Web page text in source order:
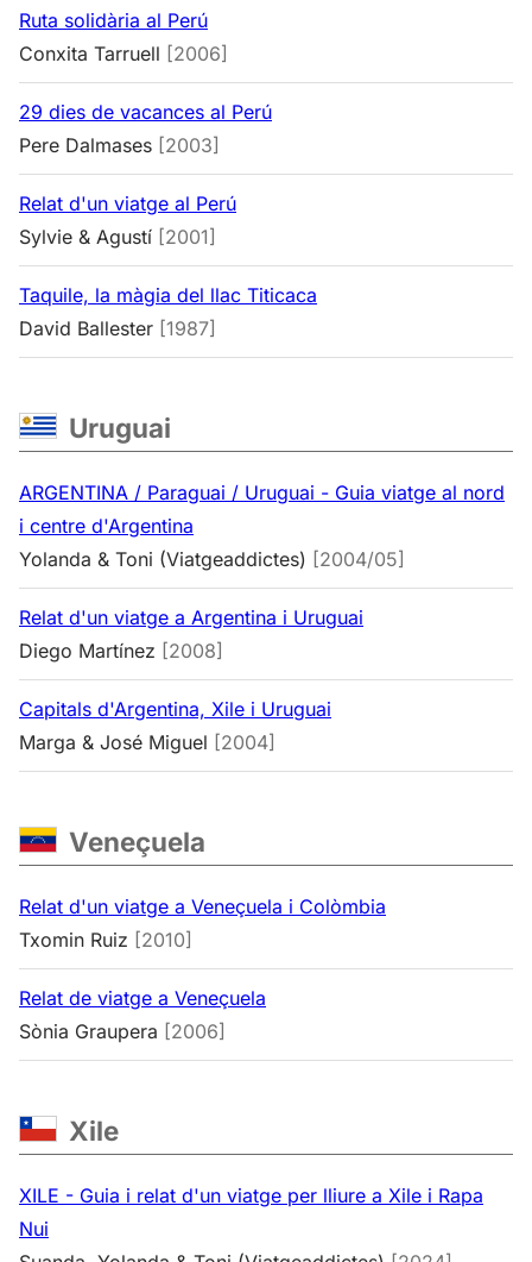
Ruta solidària al Perú
Conxita Tarruell [2006]
29 dies de vacances al Perú
Pere Dalmases [2003]
Relat d'un viatge al Perú
Sylvie & Agustí [2001]
Taquile, la màgia del llac Titicaca
David Ballester [1987]
Uruguai
ARGENTINA / Paraguai / Uruguai - Guia viatge al nord
i centre d'Argentina
Yolanda & Toni (Viatgeaddictes) [2004/05]
Relat d'un viatge a Argentina i Uruguai
Diego Martínez [2008]
Capitals d'Argentina, Xile i Uruguai
Marga & José Miguel [2004]
Veneçuela
Relat d'un viatge a Veneçuela i Colòmbia
Txomin Ruiz [2010]
Relat de viatge a Veneçuela
Sònia Graupera [2006]
Xile
XILE - Guia i relat d'un viatge per lliure a Xile i Rapa
Nui